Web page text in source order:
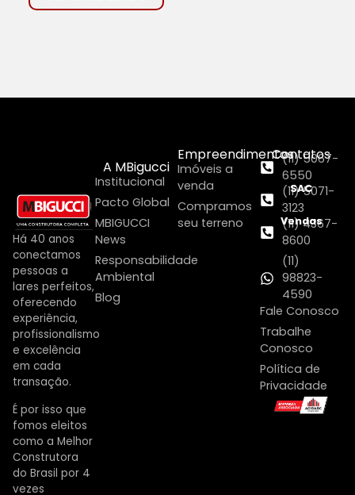
Há 40 anos
conectamos
pessoas a
lares perfeitos,
oferecendo
experiência,
profissionalismo
e excelência
em cada
transação.
É por isso que
fomos eleitos
como a Melhor
Construtora
do Brasil por 4
vezes
A MBigucci
Institucional
Pacto Global
MBIGUCCI
News
Responsabilidade
Ambiental
Blog
Empreendimentos
Imóveis a
venda
Compramos
seu terreno
Contatos
(11) 5067-
6550
SAC
(11) 5071-
3123
Vendas
(11) 4367-
8600
(11)
98823-
4590
Fale Conosco
Trabalhe
Conosco
Política de
Privacidade